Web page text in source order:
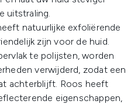
uitstraling.
natuurlijke exfoliërende
zijn voor de huid.
te polijsten, worden
verwijderd, zodat een
achterblijft. Roos heeft
eigenschappen,